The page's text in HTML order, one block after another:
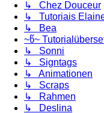
↳ Chez Douceur
↳ Tutoriais
↳ Bea
~წ~
↳ Sonni
↳ Signtags
↳ Animationen
↳ Scraps
↳ Rahmen
↳ Deslina